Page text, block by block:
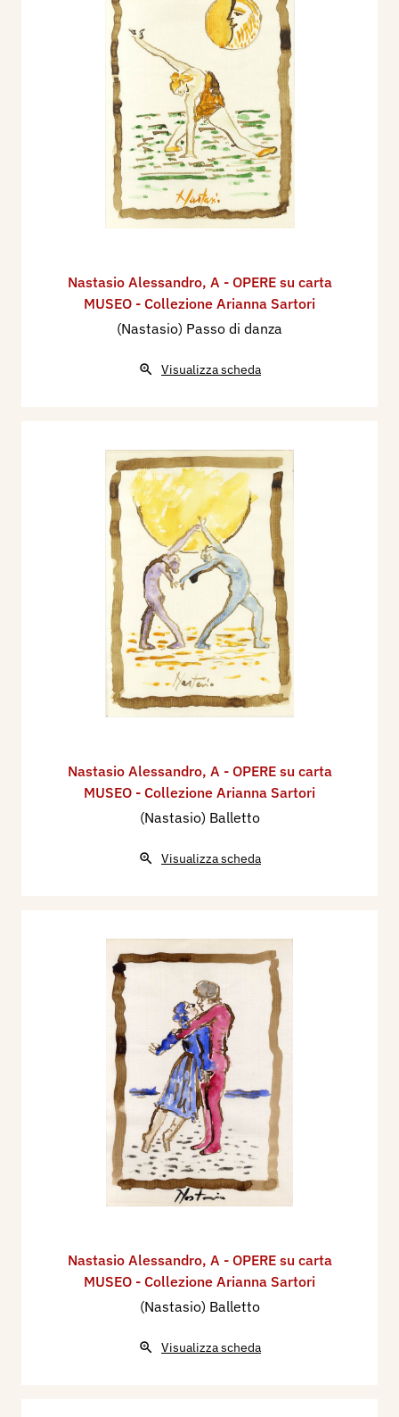
Nastasio Alessandro, A - OPERE su carta
MUSEO - Collezione Arianna Sartori
(Nastasio) Passo di danza
Visualizza scheda
Nastasio Alessandro, A - OPERE su carta
MUSEO - Collezione Arianna Sartori
(Nastasio) Balletto
Visualizza scheda
Nastasio Alessandro, A - OPERE su carta
MUSEO - Collezione Arianna Sartori
(Nastasio) Balletto
Visualizza scheda